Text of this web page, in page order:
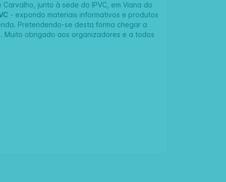
Carvalho, junto à sede do IPVC , em Viana do
- expondo materiais informativos e produtos
Pretendendo-se desta forma chegar a
Muito obrigado aos organizadores e a todos